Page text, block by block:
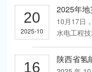
余家勘测
代表参加
胡向阳主
委员...
20
2025-10
10月17日
水电工程
国电建西
承办的“国
16